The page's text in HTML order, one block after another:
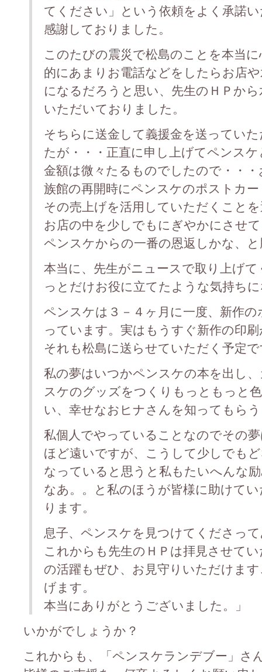
てください」という依頼をよく承諾
感謝しておりました。
このたびの震災で松島のことを本当
的にあまりお電話などをしたらお店
になるだろうと思い、先生のＨＰか
いただいておりました。
そちらに送金して義援金を送ってい
たが・・・正直に申し上げてペンス
金額は微々たるものでしたので・・
族館の再開時にペンスケのポストカ
その売上げを活用していただくこと
お店の中を少しでもにぎやかにさせ
ペンスケからの一番の恩返しかな、
本当に、先生がニュースで取り上げ
っとだけお役に立てたような気持ち
ペンスケは３－４ヶ月に一度、新作
っています。実はもうすぐ新作の印
それも松島に送らせていただく予定
私の夢はいつかペンスケの本を出し
スケのグッズをつくりもっともっと
い、幸せなおヒナさんを知ってもら
私個人でやっていることなのでその
ほど遠いですが、こうして少しでも
なっていると思うと私もたいへんな
なあ。。と私のほうが皆様に助けて
ります。
息子、ペンスケを見つけてくださっ
これからも先生のＨＰは拝見させて
の活躍もぜひ、お見守りいただけま
げます。
本当にありがとうございました。」
いかがでしょうか？
これからも、「ペンスケランデブー」さ